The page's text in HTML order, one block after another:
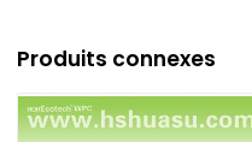
Produits connexes